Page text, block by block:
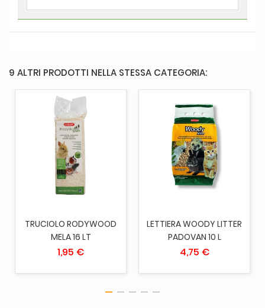
9 ALTRI PRODOTTI NELLA STESSA CATEGORIA:
TRUCIOLO RODYWOOD
MELA 16 LT
1,95 €
LETTIERA WOODY LITTER
PADOVAN 10 L
4,75 €